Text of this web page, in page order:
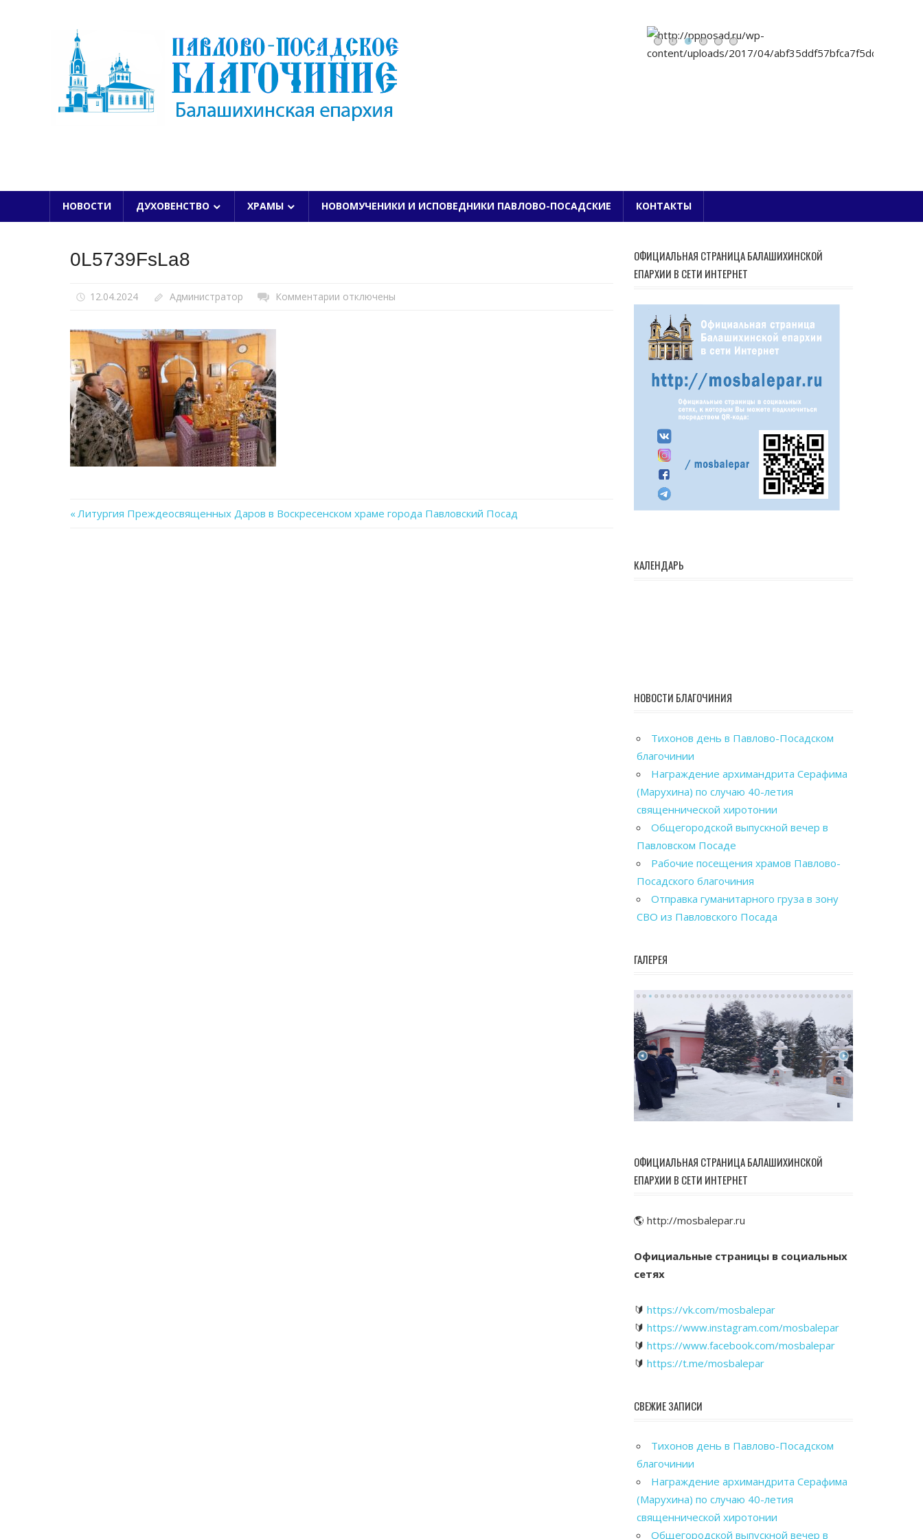
ПАВЛОВО-ПОСАДСКОЕ БЛАГОЧИНИЕ
НОВОСТИ ДУХОВЕНСТВО ХРАМЫ НОВОМУЧЕНИКИ И ИСПОВЕДНИКИ ПАВЛОВО-ПОСАДСКИЕ КОНТАКТЫ
0L5739FsLa8
12.04.2024 Администратор Комментарии котключены
Previous
Литургия Преждеосвященных Даров в Воскресенском храме города Павловский Посад
ОФИЦИАЛЬНАЯ СТРАНИЦА БАЛАШИХИНСКОЙ
ЕПАРХИИ В СЕТИ ИНТЕРНЕТ
КАЛЕНДАРЬ
НОВОСТИ БЛАГОЧИНИЯ
Тихонов день в Павлово-Посадском
благочинии
Награждение архимандрита Серафима
(Марухина) по случаю 40-летия
священнической хиротонии
Общегородской выпускной вечер в
Павловском Посаде
Рабочие посещения храмов Павлово-
Посадского благочиния
Отправка гуманитарного груза в зону
СВО из Павловского Посада
ГАЛЕРЕЯ
ОФИЦИАЛЬНАЯ СТРАНИЦА БАЛАШИХИНСКОЙ
ЕПАРХИИ В СЕТИ ИНТЕРНЕТ
🌎 http://mosbalepar.ru
Официальные страницы в социальных
сетях
🔰 https://vk.com/mosbalepar
🔰 https://www.instagram.com/mosbalepar
🔰 https://www.facebook.com/mosbalepar
🔰 https://t.me/mosbalepar
СВЕЖИЕ ЗАПИСИ
Тихонов день в Павлово-Посадском
благочинии
Награждение архимандрита Серафима
(Марухина) по случаю 40-летия
священнической хиротонии
Общегородской выпускной вечер в